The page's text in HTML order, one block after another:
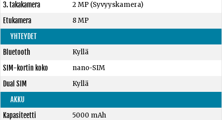
3. takakamera
2 MP (Syvyyskamera)
Etukamera
8 MP
YHTEYDET
Bluetooth
Kyllä
SIM-kortin koko
nano-SIM
Dual SIM
Kyllä
AKKU
Kapasiteetti
5000 mAh